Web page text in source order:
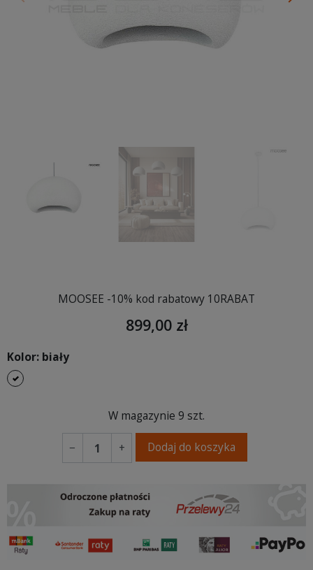
Poprzedni
MOOSEE -10% kod rabatowy 10RABAT
899,00 zł
Kolor: biały
biały
W magazynie 9 szt.
− + Dodaj do koszyka